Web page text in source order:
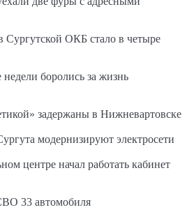
ОКБ стало в четыре
боролись за жизнь
задержаны в Нижневартовске
модернизируют электросети
центре начал работать кабинет
33 автомобиля